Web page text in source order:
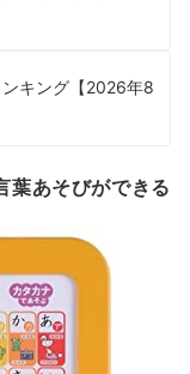
キング【2026年8
葉あそびができる